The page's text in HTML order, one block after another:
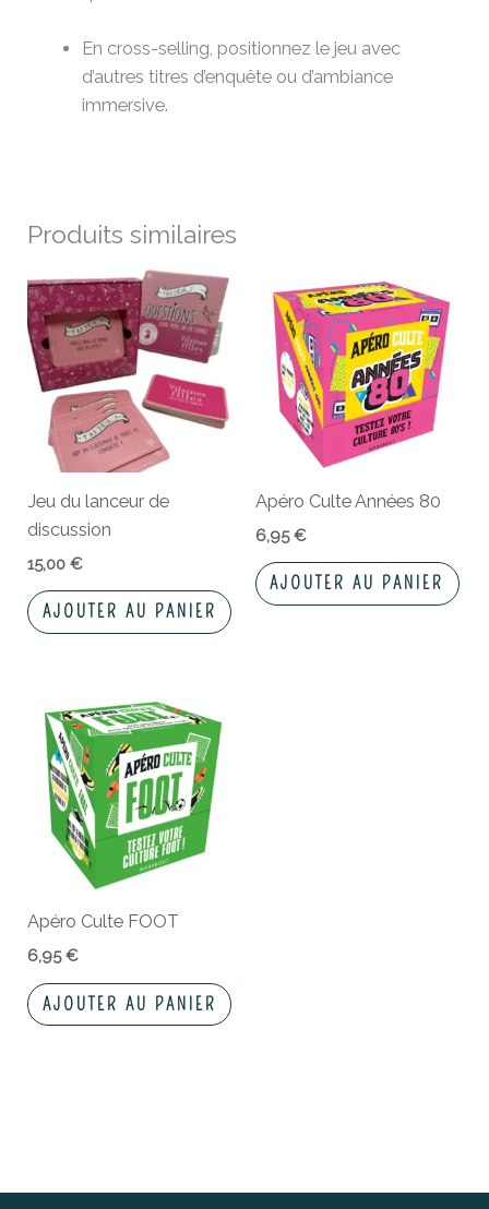
En cross-selling, positionnez le jeu avec
d’autres titres d’enquête ou d’ambiance
immersive.
Produits similaires
Jeu du lanceur de
discussion
15,00€
AJOUTER AU PANIER
Apéro Culte Années 80
6,95€
AJOUTER AU PANIER
Apéro Culte FOOT
6,95€
AJOUTER AU PANIER